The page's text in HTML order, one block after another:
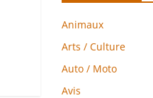
Animaux
Arts / Culture
Auto / Moto
Avis